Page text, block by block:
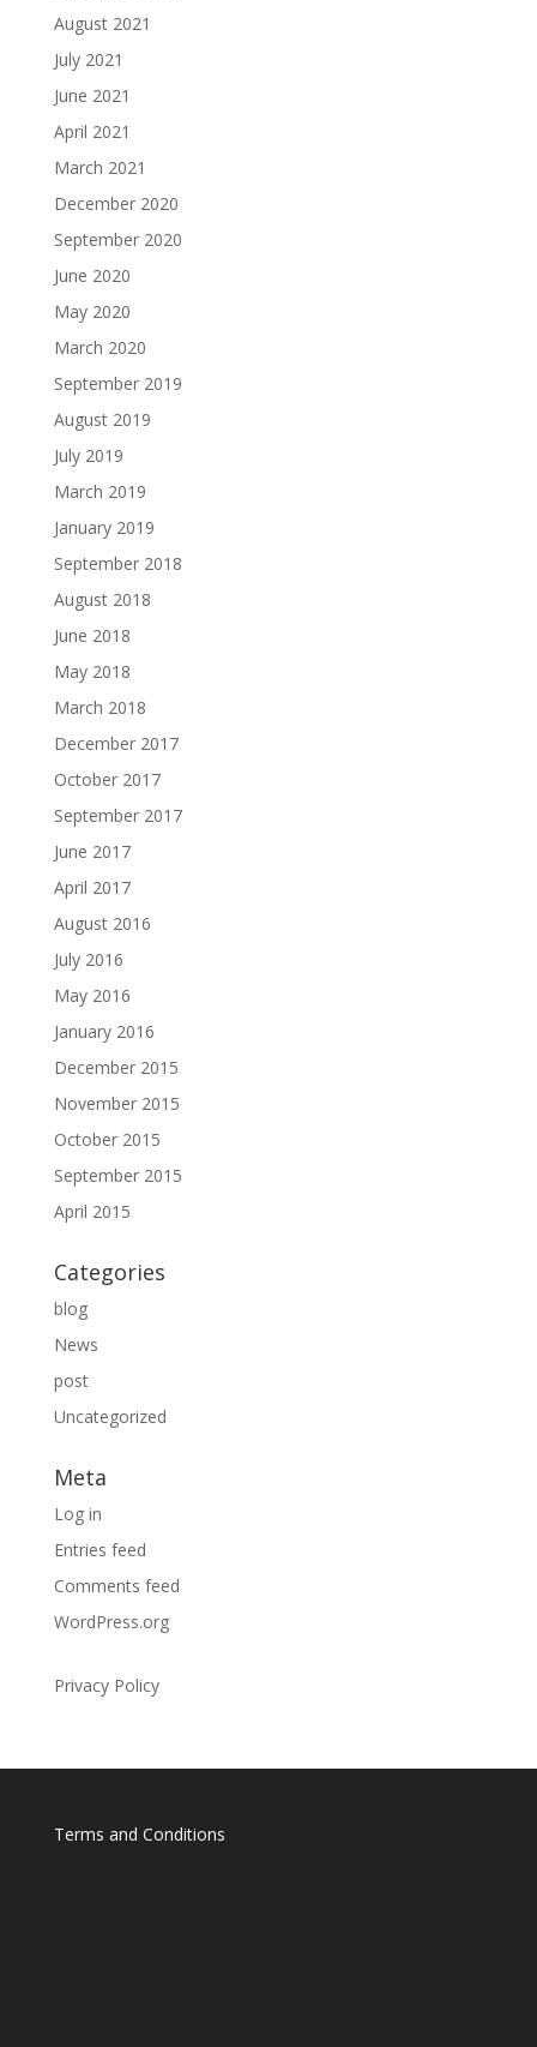
August 2021
July 2021
June 2021
April 2021
March 2021
December 2020
September 2020
June 2020
May 2020
March 2020
September 2019
August 2019
July 2019
March 2019
January 2019
September 2018
August 2018
June 2018
May 2018
March 2018
December 2017
October 2017
September 2017
June 2017
April 2017
August 2016
July 2016
May 2016
January 2016
December 2015
November 2015
October 2015
September 2015
April 2015
Categories
blog
News
post
Uncategorized
Meta
Log in
Entries feed
Comments feed
WordPress.org
Privacy Policy
Terms and Conditions